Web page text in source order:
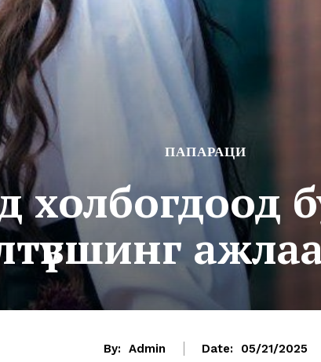
ПАПАРАЦИ
холбогдоод
By: Admin Date: 05/21/2025